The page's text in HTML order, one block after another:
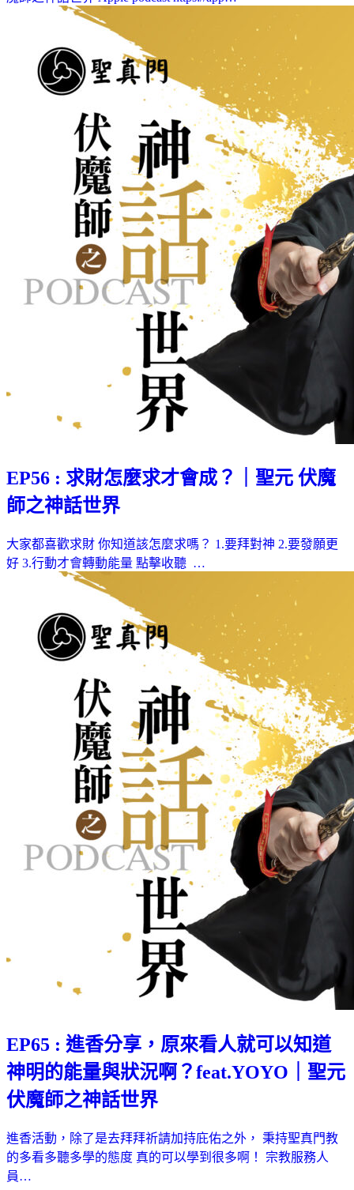
EP56 : 求財怎麼求才會成？｜聖元 伏魔
師之神話世界
大家都喜歡求財 你知道該怎麼求嗎？ 1.要拜對神 2.要發願更
好 3.行動才會轉動能量 點擊收聽 …
EP65 : 進香分享，原來看人就可以知道
神明的能量與狀況啊？feat.YOYO｜聖元
伏魔師之神話世界
進香活動，除了是去拜拜祈請加持庇佑之外， 秉持聖真門教
的多看多聽多學的態度 真的可以學到很多啊！ 宗教服務人
員…